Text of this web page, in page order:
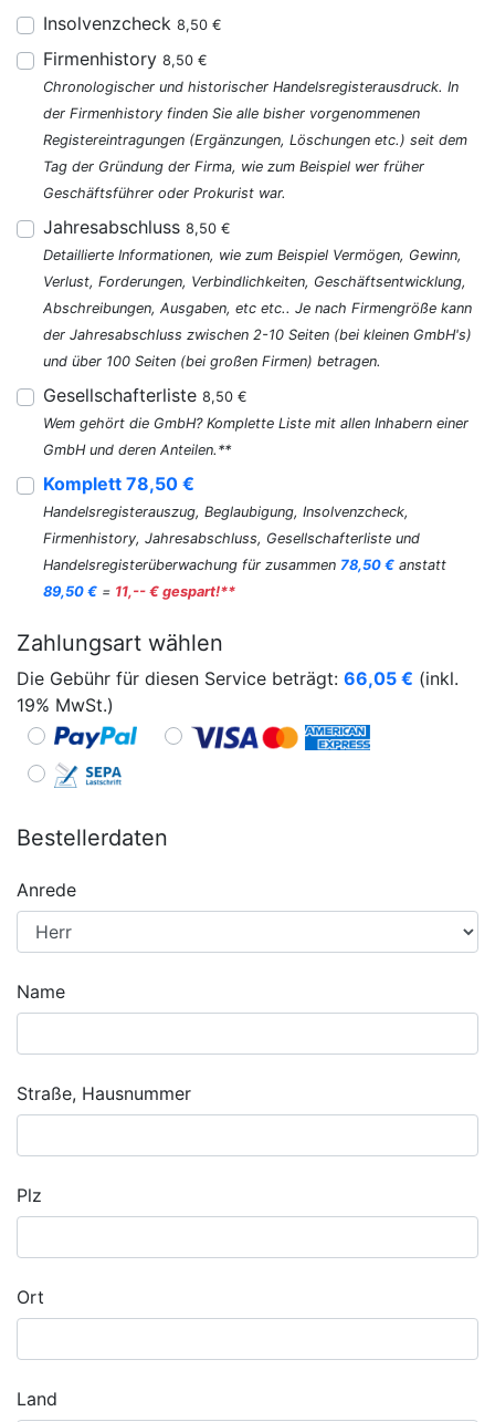
Insolvenzcheck 8,50 €
Firmenhistory 8,50 €
Chronologischer und historischer Handelsregisterausdruck. In
der Firmenhistory finden Sie alle bisher vorgenommenen
Registereintragungen (Ergänzungen, Löschungen etc.) seit dem
Tag der Gründung der Firma, wie zum Beispiel wer früher
Geschäftsführer oder Prokurist war.
Jahresabschluss 8,50 €
Detaillierte Informationen, wie zum Beispiel Vermögen, Gewinn,
Verlust, Forderungen, Verbindlichkeiten, Geschäftsentwicklung,
Abschreibungen, Ausgaben, etc etc.. Je nach Firmengröße kann
der Jahresabschluss zwischen 2-10 Seiten (bei kleinen GmbH's)
und über 100 Seiten (bei großen Firmen) betragen.
Gesellschafterliste 8,50 €
Wem gehört die GmbH? Komplette Liste mit allen Inhabern einer
GmbH und deren Anteilen.**
Komplett 78,50 €
Handelsregisterauszug, Beglaubigung, Insolvenzcheck,
Firmenhistory, Jahresabschluss, Gesellschafterliste und
Handelsregisterüberwachung für zusammen 78,50 € anstatt
89,50 € = 11,-- € gespart!**
Zahlungsart wählen
Die Gebühr für diesen Service beträgt: 66,05 € (inkl.
19% MwSt.)
Bestellerdaten
Anrede
Name
Straße, Hausnummer
Plz
Ort
Land